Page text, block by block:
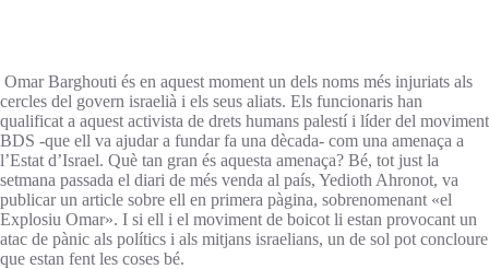
Omar Barghouti és en aquest moment un dels noms més injuriats als
cercles del govern israelià i els seus aliats. Els funcionaris han
qualificat a aquest activista de drets humans palestí i líder del moviment
BDS -que ell va ajudar a fundar fa una dècada- com una amenaça a
l’Estat d’Israel. Què tan gran és aquesta amenaça? Bé, tot just la
setmana passada el diari de més venda al país, Yedioth Ahronot, va
publicar un article sobre ell en primera pàgina, sobrenomenant «el
Explosiu Omar». I si ell i el moviment de boicot li estan provocant un
atac de pànic als polítics i als mitjans israelians, un de sol pot concloure
que estan fent les coses bé.